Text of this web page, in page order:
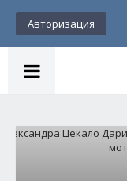
Авторизация